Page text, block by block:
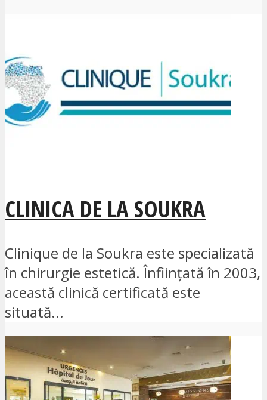
CLINICA DE LA SOUKRA
Clinique de la Soukra este specializată
în chirurgie estetică. Înființată în 2003,
această clinică certificată este
situată...